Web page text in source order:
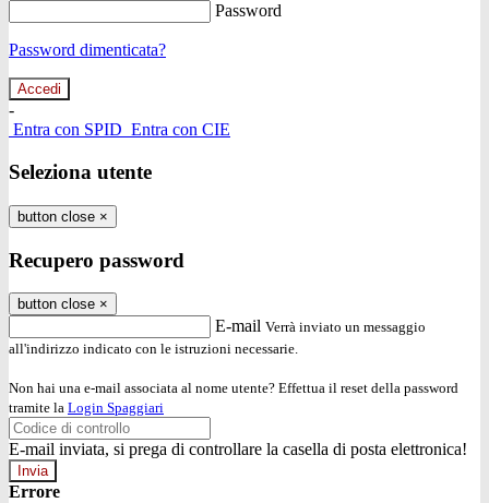
Password
Password dimenticata?
-
Entra con SPID Entra con CIE
Seleziona utente
button close ×
Recupero password
button close ×
E-mail Verrà inviato un messaggio
all'indirizzo indicato con le istruzioni necessarie.
Non hai una e-mail associata al nome utente? Effettua il reset della password
tramite la Login Spaggiari
E-mail inviata, si prega di controllare la casella di posta elettronica!
Errore